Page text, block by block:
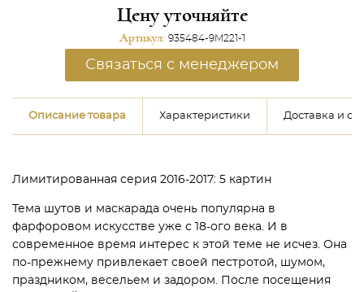
Цену уточняйте
Артикул: 935484-9M221-1
Связаться с менеджером
Описание товара Характеристики Доставка и
Лимитированная серия 2016-2017: 5 картин
Тема шутов и маскарада очень популярна в
фарфоровом искусстве уже с 18-ого века. И в
современное время интерес к этой теме не исчез. Она
по-прежнему привлекает своей пестротой, шумом,
праздником, весельем и задором. После посещения